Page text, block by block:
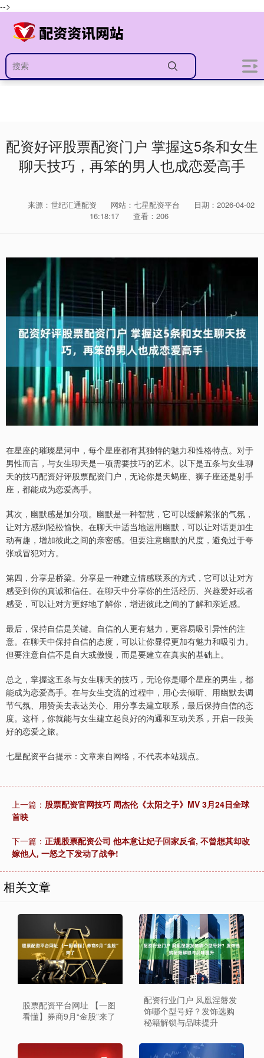
-->
配资好评股票配资门户 掌握这5条和女生
聊天技巧，再笨的男人也成恋爱高手
来源：世纪汇通配资 网站：七星配资平台
日期：2026-04-02
16:18:17
查看：206
在星座的璀璨星河中，每个星座都有其独特的魅力和性格特点。对于
男性而言，与女生聊天是一项需要技巧的艺术。以下是五条与女生聊
天的技巧配资好评股票配资门户，无论你是天蝎座、狮子座还是射手
座，都能成为恋爱高手。
其次，幽默感是加分项。幽默是一种智慧，它可以缓解紧张的气氛，
让对方感到轻松愉快。在聊天中适当地运用幽默，可以让对话更加生
动有趣，增加彼此之间的亲密感。但要注意幽默的尺度，避免过于夸
张或冒犯对方。
第四，分享是桥梁。分享是一种建立情感联系的方式，它可以让对方
感受到你的真诚和信任。在聊天中分享你的生活经历、兴趣爱好或者
感受，可以让对方更好地了解你，增进彼此之间的了解和亲近感。
最后，保持自信是关键。自信的人更有魅力，更容易吸引异性的注
意。在聊天中保持自信的态度，可以让你显得更加有魅力和吸引力。
但要注意自信不是自大或傲慢，而是要建立在真实的基础上。
总之，掌握这五条与女生聊天的技巧，无论你是哪个星座的男生，都
能成为恋爱高手。在与女生交流的过程中，用心去倾听、用幽默去调
节气氛、用赞美去表达关心、用分享去建立联系，最后保持自信的态
度。这样，你就能与女生建立起良好的沟通和互动关系，开启一段美
好的恋爱之旅。
七星配资平台提示：文章来自网络，不代表本站观点。
上一篇： 股票配资官网技巧 周杰伦《太阳之子》MV 3月24日全球
首映
下一篇： 正规股票配资公司 他本意让妃子回家反省, 不曾想其却改
嫁他人, 一怒之下发动了战争!
相关文章
股票配资平台网址 【一图
看懂】券商9月“金股”来了
配资行业门户 凤凰涅磐发
饰哪个型号好？发饰选购
秘籍解锁与品味提升